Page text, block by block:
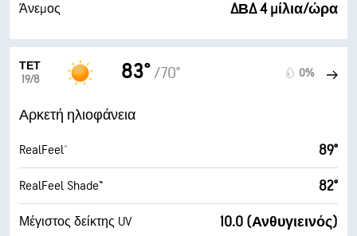
Άνεμος ΔΒΔ 4 μίλια/ώρα
ΤΕΤ
19/8
83° /70° 0%
Αρκετή ηλιοφάνεια
RealFeel® 89°
RealFeel Shade™ 82°
Μέγιστος δείκτης UV 10.0 (Ανθυγιεινός)